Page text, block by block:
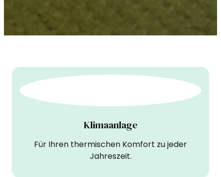
Klimaanlage
Für Ihren thermischen Komfort zu jeder
Jahreszeit.